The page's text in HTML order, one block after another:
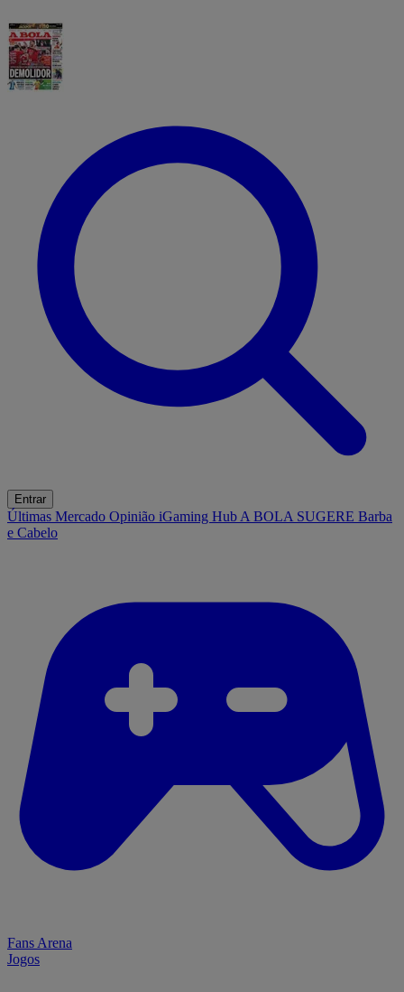
Entrar
Últimas Mercado Opinião iGaming Hub A BOLA SUGERE Barba
e Cabelo
Fans Arena
Jogos